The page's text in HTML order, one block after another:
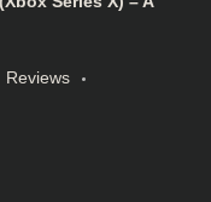
Reviews